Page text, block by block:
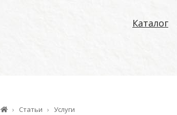
Каталог
Статьи Услуги